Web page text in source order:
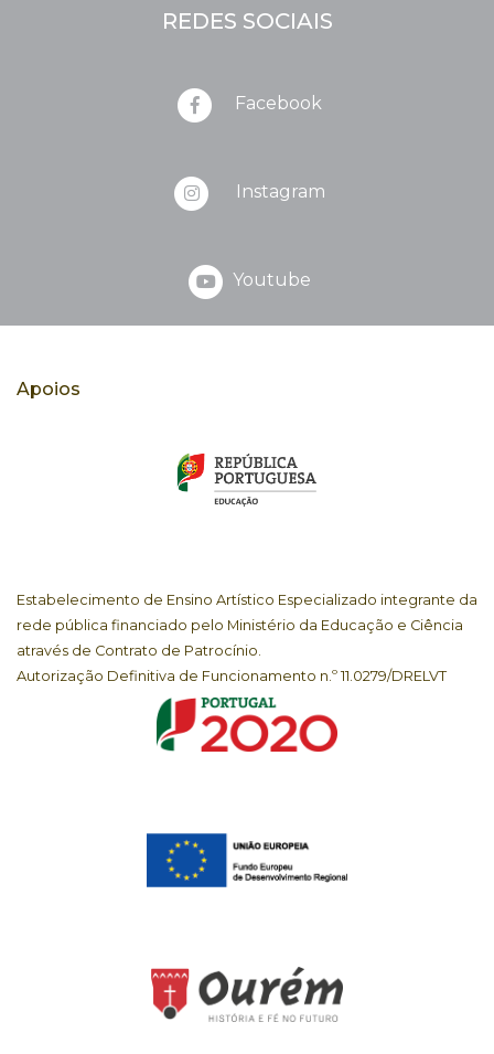
REDES SOCIAIS
Facebook
Instagram
Youtube
Apoios
Estabelecimento de Ensino Artístico Especializado integrante da
rede pública financiado pelo Ministério da Educação e Ciência
através de Contrato de Patrocínio.
Autorização Definitiva de Funcionamento n.º 11.0279/DRELVT